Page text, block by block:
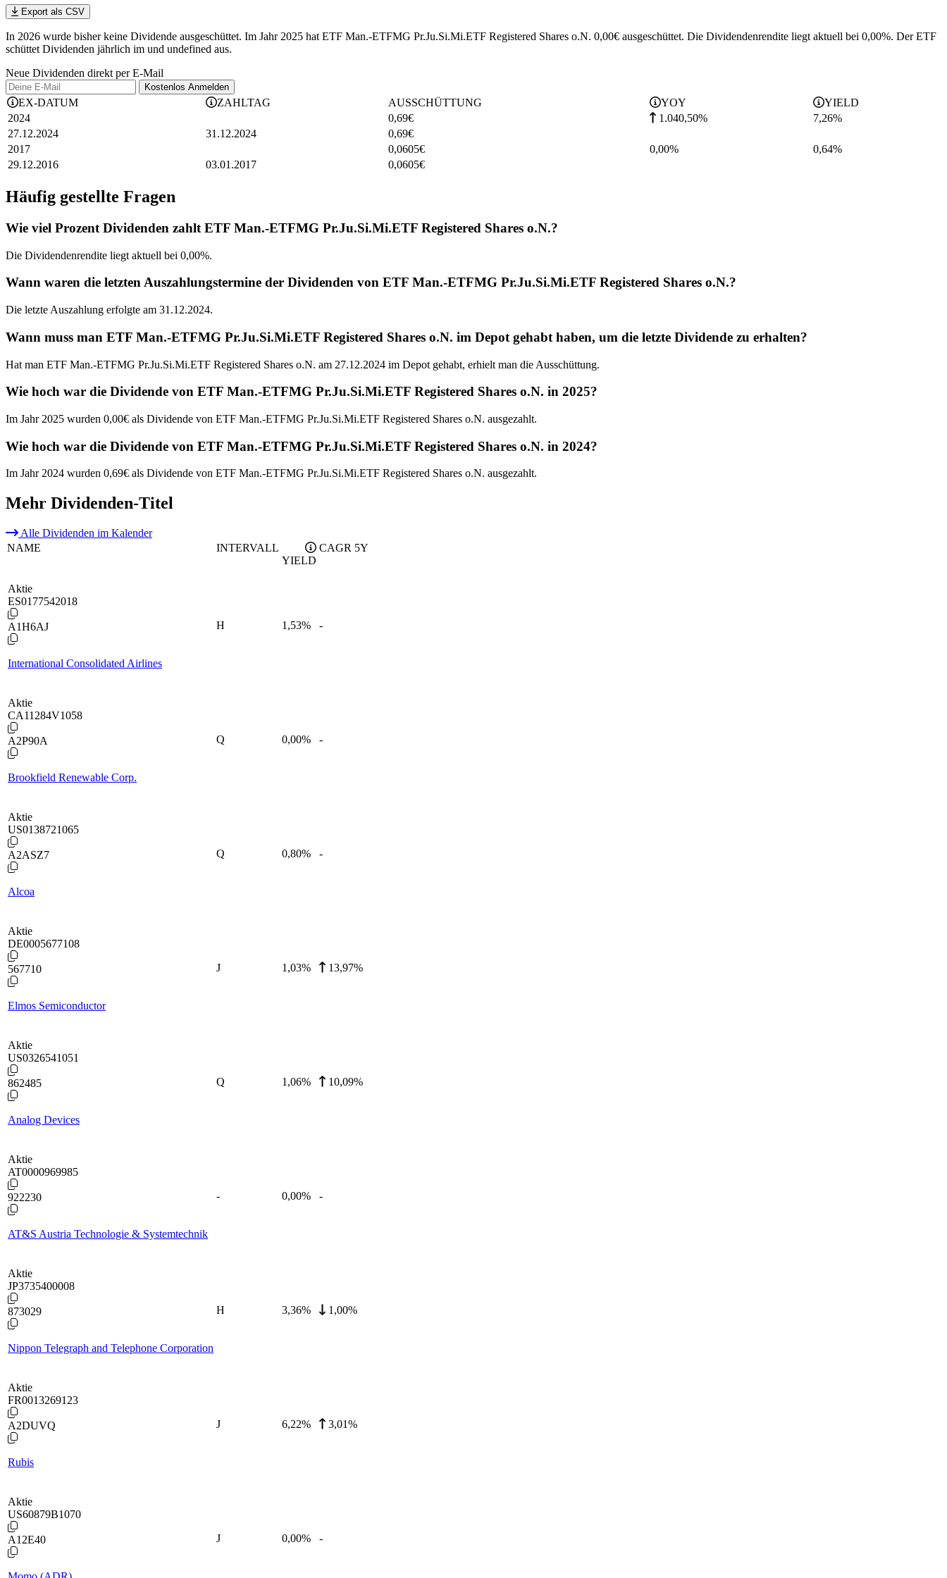
Export als CSV
In 2026 wurde bisher keine Dividende ausgeschüttet. Im Jahr 2025 hat ETF Man.-ETFMG Pr.Ju.Si.Mi.ETF Registered Shares o.N. 0,00€ ausgeschüttet. Die Dividendenrendite liegt aktuell bei 0,00%. Der ETF
schüttet Dividenden jährlich im und undefined aus.
Neue Dividenden direkt per E-Mail
Kostenlos Anmelden
EX-DATUM ZAHLTAG AUSSCHÜTTUNG YOY
YIELD
2024
0,69€ 1.040,50% 7,26%
27.12.2024
31.12.2024 0,69€
2017
0,0605€ 0,00% 0,64%
29.12.2016
03.01.2017 0,0605€
Häufig gestellte Fragen
Wie viel Prozent Dividenden zahlt ETF Man.-ETFMG Pr.Ju.Si.Mi.ETF Registered Shares o.N.?
Die Dividendenrendite liegt aktuell bei 0,00%.
Wann waren die letzten Auszahlungstermine der Dividenden von ETF Man.-ETFMG Pr.Ju.Si.Mi.ETF Registered Shares o.N.?
Die letzte Auszahlung erfolgte am 31.12.2024.
Wann muss man ETF Man.-ETFMG Pr.Ju.Si.Mi.ETF Registered Shares o.N. im Depot gehabt haben, um die letzte Dividende zu erhalten?
Hat man ETF Man.-ETFMG Pr.Ju.Si.Mi.ETF Registered Shares o.N. am 27.12.2024 im Depot gehabt, erhielt man die Ausschüttung.
Wie hoch war die Dividende von ETF Man.-ETFMG Pr.Ju.Si.Mi.ETF Registered Shares o.N. in 2025?
Im Jahr 2025 wurden 0,00€ als Dividende von ETF Man.-ETFMG Pr.Ju.Si.Mi.ETF Registered Shares o.N. ausgezahlt.
Wie hoch war die Dividende von ETF Man.-ETFMG Pr.Ju.Si.Mi.ETF Registered Shares o.N. in 2024?
Im Jahr 2024 wurden 0,69€ als Dividende von ETF Man.-ETFMG Pr.Ju.Si.Mi.ETF Registered Shares o.N. ausgezahlt.
Mehr Dividenden-Titel
Alle Dividenden im Kalender
NAME
INTERVALL
YIELD
CAGR 5Y
Aktie
ES0177542018
A1H6AJ
International Consolidated Airlines
H 1,53% -
Aktie
CA11284V1058
A2P90A
Brookfield Renewable Corp.
Q 0,00% -
Aktie
US0138721065
A2ASZ7
Alcoa
Q 0,80% -
Aktie
DE0005677108
567710
Elmos Semiconductor
J 1,03% 13,97%
Aktie
US0326541051
862485
Analog Devices
Q 1,06% 10,09%
Aktie
AT0000969985
922230
AT&S Austria Technologie & Systemtechnik
- 0,00% -
Aktie
JP3735400008
873029
Nippon Telegraph and Telephone Corporation
H 3,36% 1,00%
Aktie
FR0013269123
A2DUVQ
Rubis
J 6,22% 3,01%
Aktie
US60879B1070
A12E40 J 0,00% -